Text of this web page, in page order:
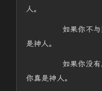
人。
如果你不与别
是神人。
如果你没有原
你真是神人。